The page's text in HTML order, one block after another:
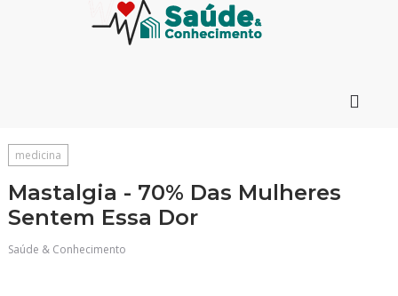
medicina
Mastalgia - 70% Das Mulheres
Sentem Essa Dor
Saúde & Conhecimento